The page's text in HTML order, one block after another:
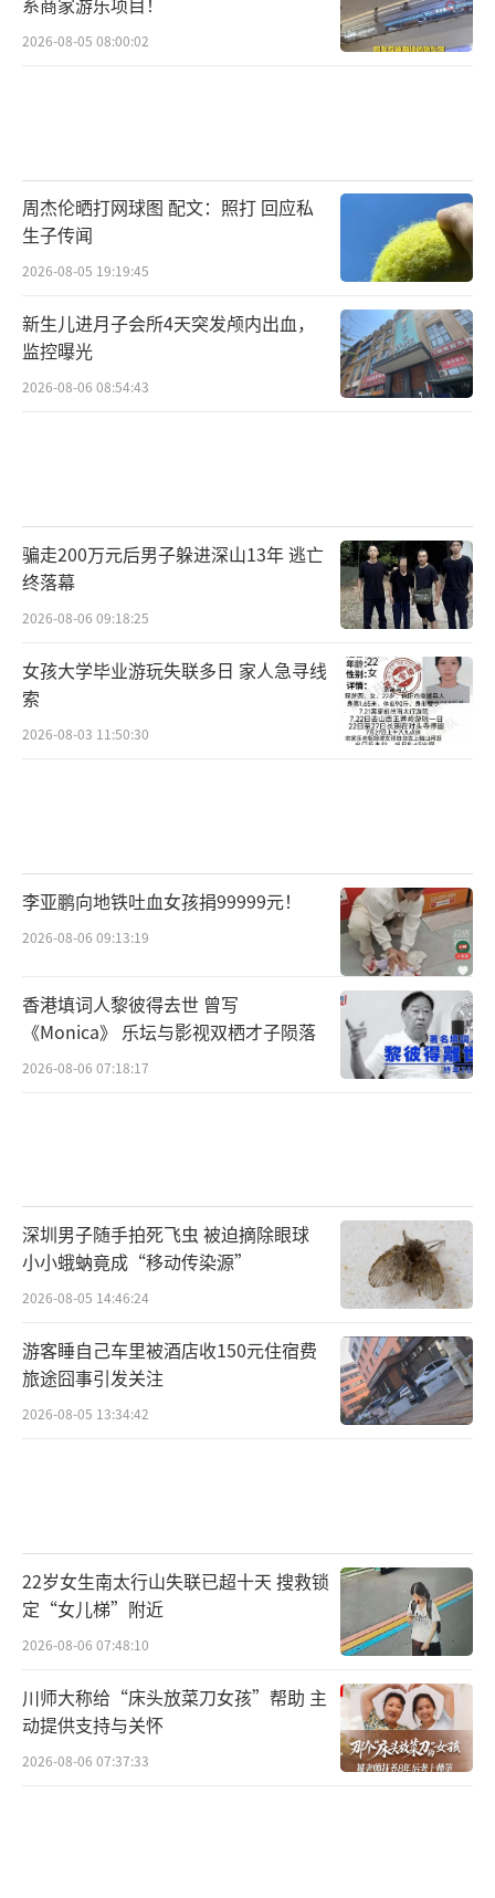
2026-08-05 08:00:02
周杰伦晒打网球图 配文：照打 回应私
生子传闻
2026-08-05 19:19:45
新生儿进月子会所4天突发颅内出血，
监控曝光
2026-08-06 08:54:43
骗走200万元后男子躲进深山13年 逃亡
终落幕
2026-08-06 09:18:25
女孩大学毕业游玩失联多日 家人急寻线
索
2026-08-03 11:50:30
李亚鹏向地铁吐血女孩捐99999元！
2026-08-06 09:13:19
香港填词人黎彼得去世 曾写
《Monica》 乐坛与影视双栖才子陨落
2026-08-06 07:18:17
深圳男子随手拍死飞虫 被迫摘除眼球
小小蛾蚋竟成“移动传染源”
2026-08-05 14:46:24
游客睡自己车里被酒店收150元住宿费
旅途囧事引发关注
2026-08-05 13:34:42
22岁女生南太行山失联已超十天 搜救锁
定“女儿梯”附近
2026-08-06 07:48:10
川师大称给“床头放菜刀女孩”帮助 主
动提供支持与关怀
2026-08-06 07:37:33